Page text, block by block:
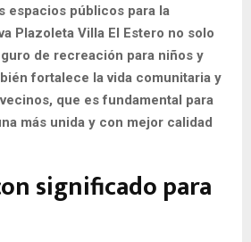
espacios públicos para la
Plazoleta Villa El Estero no solo
de recreación para niños y
fortalece la vida comunitaria y
que es fundamental para
más unida y con mejor calidad
significado para